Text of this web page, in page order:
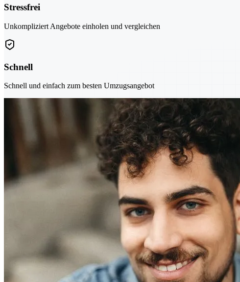
Stressfrei
Unkompliziert Angebote einholen und vergleichen
Schnell
Schnell und einfach zum besten Umzugsangebot